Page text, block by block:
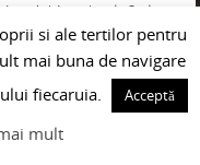
Israel şi America de Sud, …
»
din Craiova este cea
si ale tertilor pentru
mai buna de navigare
fiecaruia.
Acceptă
mult